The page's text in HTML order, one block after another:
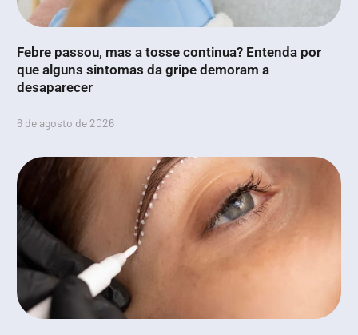
Febre passou, mas a tosse continua? Entenda por
que alguns sintomas da gripe demoram a
desaparecer
6 de agosto de 2026